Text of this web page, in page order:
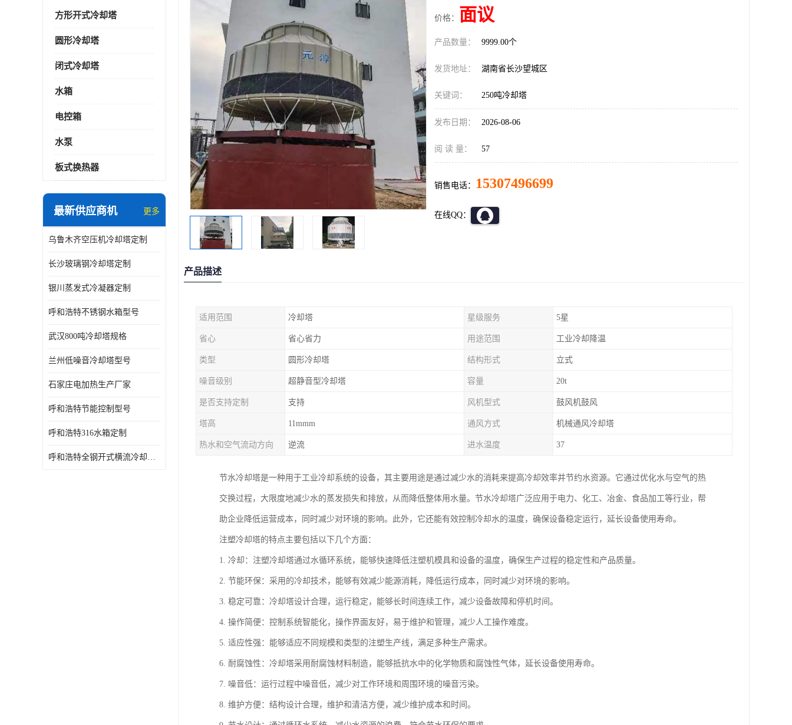
方形开式冷却塔
圆形冷却塔
闭式冷却塔
水箱
电控箱
水泵
板式换热器
最新供应商机 更多
乌鲁木齐空压机冷却塔定制
长沙玻璃钢冷却塔定制
银川蒸发式冷凝器定制
呼和浩特不锈钢水箱型号
武汉800吨冷却塔规格
兰州低噪音冷却塔型号
石家庄电加热生产厂家
呼和浩特节能控制型号
呼和浩特316水箱定制
呼和浩特全钢开式横流冷却塔型号
价格： 面议
产品数量： 9999.00个
发货地址： 湖南省长沙望城区
关键词： 250吨冷却塔
发布日期： 2026-08-06
阅 读 量： 57
销售电话： 15307496699
在线QQ：
产品描述
适用范围 冷却塔 星级服务 5星
省心 省心省力 用途范围 工业冷却降温
类型 圆形冷却塔 结构形式 立式
噪音级别 超静音型冷却塔 容量 20t
是否支持定制 支持 风机型式 鼓风机鼓风
塔高 11mmm 通风方式 机械通风冷却塔
热水和空气流动方向 逆流 进水温度 37
节水冷却塔是一种用于工业冷却系统的设备，其主要用途是通过减少水的消耗来提高冷却效率并节约水资源。它通过优化水与空气的热
交换过程，大限度地减少水的蒸发损失和排放，从而降低整体用水量。节水冷却塔广泛应用于电力、化工、冶金、食品加工等行业，帮
助企业降低运营成本，同时减少对环境的影响。此外，它还能有效控制冷却水的温度，确保设备稳定运行，延长设备使用寿命。
注塑冷却塔的特点主要包括以下几个方面：
1. 冷却：注塑冷却塔通过水循环系统，能够快速降低注塑机模具和设备的温度，确保生产过程的稳定性和产品质量。
2. 节能环保：采用的冷却技术，能够有效减少能源消耗，降低运行成本，同时减少对环境的影响。
3. 稳定可靠：冷却塔设计合理，运行稳定，能够长时间连续工作，减少设备故障和停机时间。
4. 操作简便：控制系统智能化，操作界面友好，易于维护和管理，减少人工操作难度。
5. 适应性强：能够适应不同规模和类型的注塑生产线，满足多种生产需求。
6. 耐腐蚀性：冷却塔采用耐腐蚀材料制造，能够抵抗水中的化学物质和腐蚀性气体，延长设备使用寿命。
7. 噪音低：运行过程中噪音低，减少对工作环境和周围环境的噪音污染。
8. 维护方便：结构设计合理，维护和清洁方便，减少维护成本和时间。